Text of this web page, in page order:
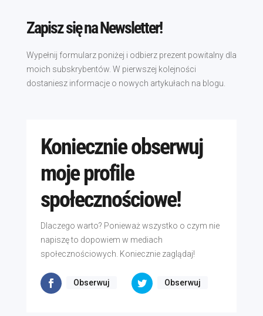
Zapisz się na Newsletter!
Wypełnij formularz poniżej i odbierz prezent powitalny dla
moich subskrybentów. W pierwszej kolejności
dostaniesz informacje o nowych artykułach na blogu.
Koniecznie obserwuj
moje profile
społecznościowe!
Dlaczego warto? Ponieważ wszystko o czym nie
napiszę to dopowiem w mediach
społecznościowych. Koniecznie zaglądaj!
Obserwuj Obserwuj